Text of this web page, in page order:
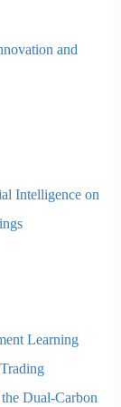
and
Intelligence on
Learning
Dual-Carbon